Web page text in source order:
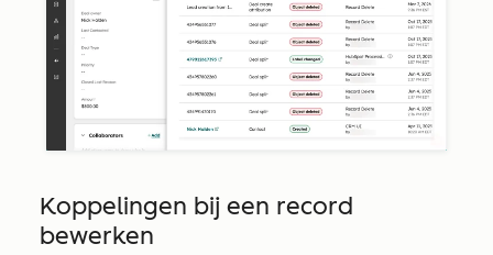
Koppelingen bij een record
bewerken